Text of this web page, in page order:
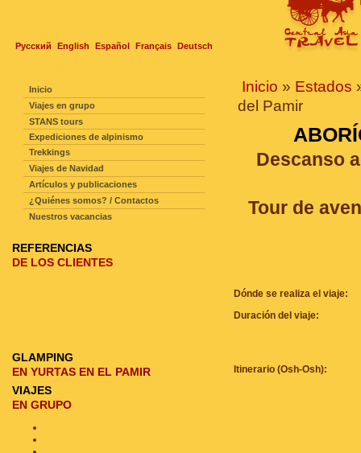
Русский English Español Français Deutsch
Inicio » Estados
del Pamir
Descanso
Tour de
Dónde se realiza el viaje:
Duración del viaje:
Itinerario (Osh-Osh):
Inicio
Viajes en grupo
STANS tours
Expediciones de alpinismo
Trekkings
Viajes de Navidad
Artículos y publicaciones
¿Quiénes somos? / Contactos
Nuestros vacancias
REFERENCIAS
DE LOS CLIENTES
GLAMPING
EN YURTAS EN EL PAMIR
VIAJES
EN GRUPO